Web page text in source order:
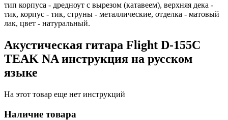
тип корпуса - дредноут с вырезом (катавеем), верхняя дека -
тик, корпус - тик, струны - металлические, отделка - матовый
лак, цвет - натуральный.
Акустическая гитара Flight D-155C
TEAK NA инструкция на русском
языке
На этот товар еще нет инструкций
Наличие товара